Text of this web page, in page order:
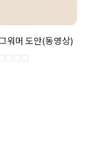
워머 도안(동영상)